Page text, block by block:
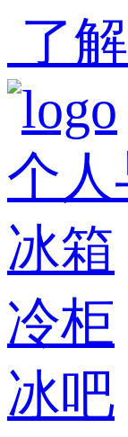
了
个人
冰箱
冷柜
冰吧